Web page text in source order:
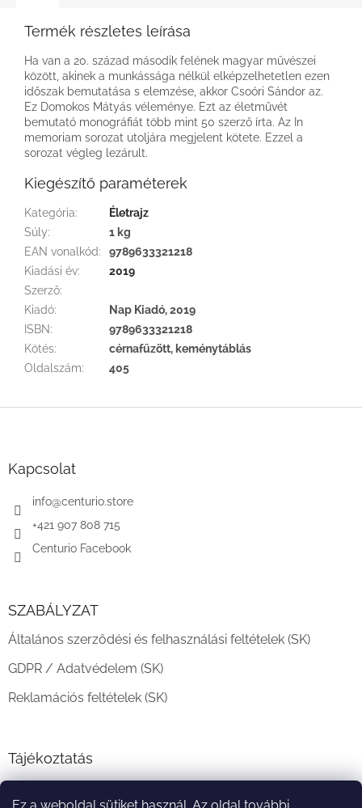
Termék részletes leírása
Ha van a 20. század második felének magyar művészei
között, akinek a munkássága nélkül elképzelhetetlen ezen
időszak bemutatása s elemzése, akkor Csoóri Sándor az.
Ez Domokos Mátyás véleménye. Ezt az életművét
bemutató monográfiát több mint 50 szerző írta. Az In
memoriam sorozat utoljára megjelent kötete. Ezzel a
sorozat végleg lezárult.
Kiegészítő paraméterek
Kategória:
Életrajz
Súly:
1 kg
EAN vonalkód:
9789633321218
Kiadási év:
2019
Szerző:
Kiadó:
Nap Kiadó, 2019
ISBN:
9789633321218
Kötés:
cérnafűzött, keménytáblás
Oldalszám: 405
Kapcsolat
info@centurio.store
+421 907 808 715
Centurio Facebook
SZABÁLYZAT
Általános szerződési és felhasználási feltételek (SK)
GDPR / Adatvédelem (SK)
Reklamációs feltételek (SK)
Tájékoztatás